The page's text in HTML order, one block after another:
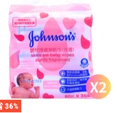
36%